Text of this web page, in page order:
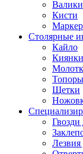
Валики
Кисти
Столярные
Кайло
Киянки
Топоры
Щетки
Гвозди